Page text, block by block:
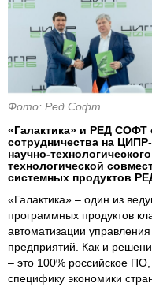
Фото: Ред Софт
«Галактика» и РЕД
сотрудничества на
научно-
технологической
системных продуктов
«Галактика» – один из
программных продуктов
автоматизации
предприятий. Как и
– это 100% российское
специфику экономики